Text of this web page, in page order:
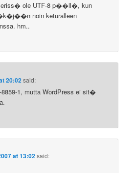
ole UTF-8 p��ll�, kun
noin keturalleen
hm..
20:02 said:
1, mutta WordPress ei sit�
at 13:02said: